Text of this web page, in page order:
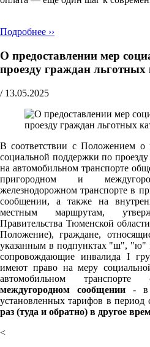
Подробнее ››
О предоставлении мер
проезду граждан льготных
/ 13.05.2025
В соответствии с Положением о
социальной поддержки по
на автомобильном транспорте
пригородном и
железнодорожном транспорте в
сообщении, а также на
местным маршрутам,
Правительства Тюменской
Положение), граждане,
указанным в подпунктах "ш", "ю"
сопровождающие инвалида I
имеют право на меру
автомобильном
междугородном сообщении - в
установленных тарифов в период
раз (туда и обратно) в другое
<